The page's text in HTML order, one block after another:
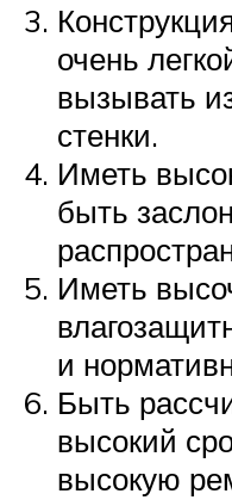
очень
вызывать
стенки.
Иметь
быть
Иметь
и
Быть
высокий
высокую